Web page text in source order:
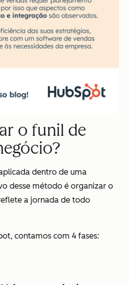
o funil de
dentro de uma
desse método é organizar o
a jornada de todo
contamos com 4 fases: